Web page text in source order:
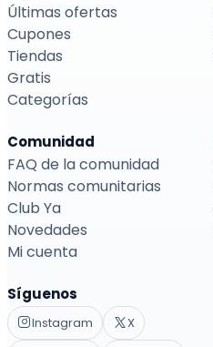
Últimas ofertas
Cupones
Tiendas
Gratis
Categorías
Comunidad
FAQ de la comunidad
Normas comunitarias
Club Ya
Novedades
Mi cuenta
Síguenos
Instagram
X